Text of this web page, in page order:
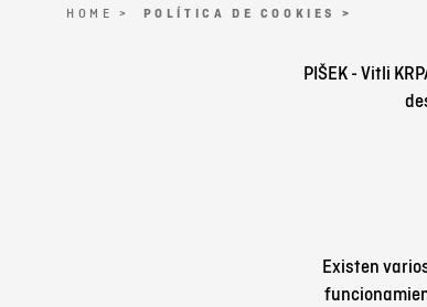
HOME > POLÍTICA DE COOKIES >
PIŠEK - Vitli
Existen